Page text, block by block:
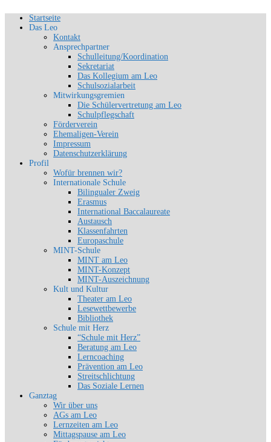
Zum
Inhalt
SLG-Aachen
Schön, dich zu sehen
Startseite
Das Leo
Kontakt
Ansprechpartner
Schulleitung/Koordination
Sekretariat
Das Kollegium am Leo
Schulsozialarbeit
Mitwirkungsgremien
Die Schülervertretung am Leo
Schulpflegschaft
Förderverein
Ehemaligen-Verein
Impressum
Datenschutzerklärung
Profil
Wofür brennen wir?
Internationale Schule
Bilingualer Zweig
Erasmus
International Baccalaureate
Austausch
Klassenfahrten
Europaschule
MINT-Schule
MINT am Leo
MINT-Konzept
MINT-Auszeichnung
Kult und Kultur
Theater am Leo
Lesewettbewerbe
Bibliothek
Schule mit Herz
“Schule mit Herz”
Beratung am Leo
Lerncoaching
Prävention am Leo
Streitschlichtung
Das Soziale Lernen
Ganztag
Wir über uns
AGs am Leo
Lernzeiten am Leo
Mittagspause am Leo